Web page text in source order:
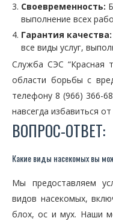
Своевременность:
выполнение всех
Гарантия качества:
все виды услуг,
Служба СЭС “Красная
области борьбы с
телефону 8 (966) 366-
навсегда избавиться
ВОПРОС-ОТВЕТ:
Какие виды насекомых вы
Мы предоставляем
видов насекомых,
блох, ос и мух. Наши